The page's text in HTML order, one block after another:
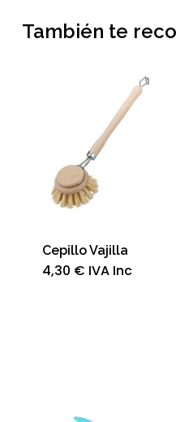
También te
Cepillo Vajilla
4,30 € IVA Inc